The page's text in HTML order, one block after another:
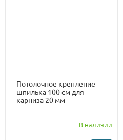
Потолочное крепление
шпилька 100 см для
карниза 20 мм
В наличии